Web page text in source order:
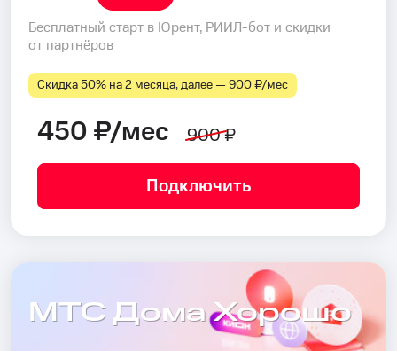
Бесплатный старт в Юрент, РИИЛ-бот и скидки
от партнёров
Скидка 50% на 2 месяца, далее — 900 ₽⁠/⁠мес
450 ₽/мес 900 ₽
Подключить
МТС Дома Хорошо